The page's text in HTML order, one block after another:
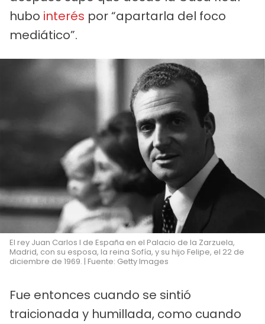
hubo interés por “apartarla del foco
mediático”.
El rey Juan Carlos I de España en el Palacio de la Zarzuela,
Madrid, con su esposa, la reina Sofía, y su hijo Felipe, el 22 de
diciembre de 1969. | Fuente: Getty Images
Fue entonces cuando se sintió
traicionada y humillada, como cuando